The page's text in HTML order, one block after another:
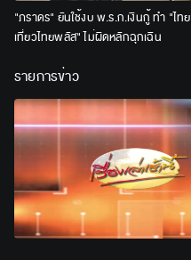
"ภราดร" ยันใช้งบ พ.ร.ก.เงินกู้ ทำ "ไทย
เที่ยวไทยพลัส" ไม่ผิดหลักฉุกเฉิน
รายการข่าว